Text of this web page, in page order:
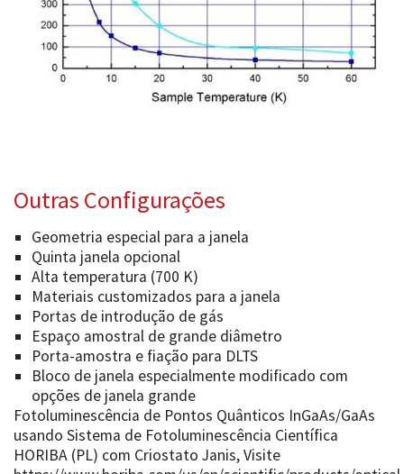
Outras Configurações
Geometria especial para a janela
Quinta janela opcional
Alta temperatura (700 K)
Materiais customizados para a janela
Portas de introdução de gás
Espaço amostral de grande diâmetro
Porta-amostra e fiação para DLTS
Bloco de janela especialmente modificado com
opções de janela grande
Fotoluminescência de Pontos Quânticos InGaAs/GaAs
usando Sistema de Fotoluminescência Científica
HORIBA (PL) com Criostato Janis, Visite